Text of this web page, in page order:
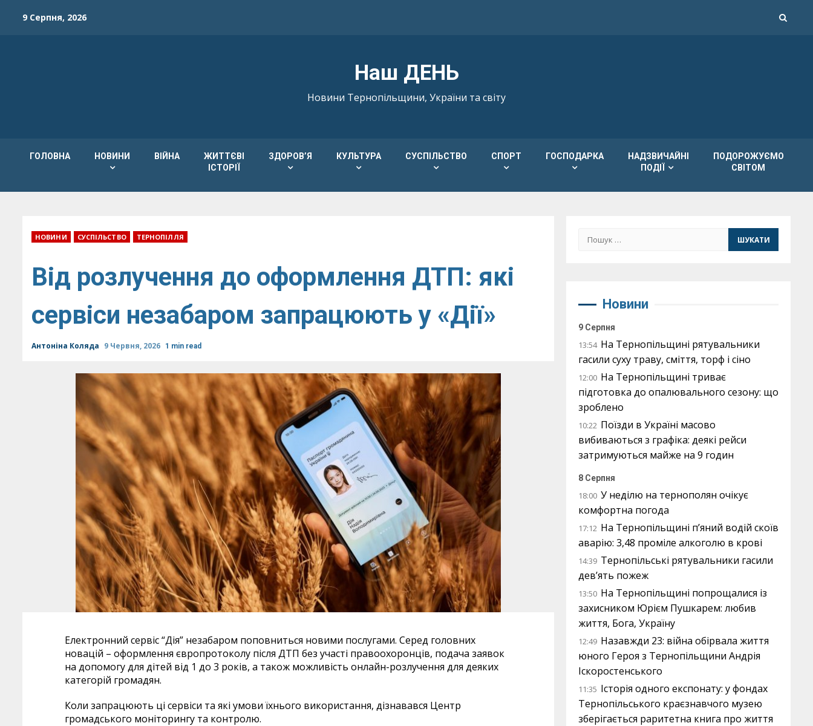
9 Серпня, 2026
Наш ДЕНЬ
Новини Тернопільщини, України та світу
ГОЛОВНА НОВИНИ ВІЙНА
ЖИТТЄВІ
ІСТОРІЇ
ЗДОРОВ’Я КУЛЬТУРА СУСПІЛЬСТВО СПОРТ ГОСПОДАРКА
НАДЗВИЧАЙНІ
ПОДІЇ
ПОДОРОЖУЄМО
СВІТОМ
НОВИНИ СУСПІЛЬСТВО ТЕРНОПІЛЛЯ
Від розлучення до оформлення ДТП: які
сервіси незабаром запрацюють у «Дії»
Антоніна Коляда 9 Червня, 2026 1 min read
Електронний сервіс “Дія” незабаром поповниться новими послугами. Серед головних
новацій – оформлення європротоколу після ДТП без участі правоохоронців, подача заявок
на допомогу для дітей від 1 до 3 років, а також можливість онлайн-розлучення для деяких
категорій громадян.
Коли запрацюють ці сервіси та які умови їхнього використання, дізнавався Центр
громадського моніторингу та контролю.
Пошук:
Новини
9 Серпня
13:54 На Тернопільщині рятувальники
гасили суху траву, сміття, торф і сіно
12:00 На Тернопільщині триває
підготовка до опалювального сезону: що
зроблено
10:22 Поїзди в Україні масово
вибиваються з графіка: деякі рейси
затримуються майже на 9 годин
8 Серпня
18:00 У неділю на тернополян очікує
комфортна погода
17:12 На Тернопільщині п’яний водій скоїв
аварію: 3,48 проміле алкоголю в крові
14:39 Тернопільські рятувальники гасили
дев’ять пожеж
13:50 На Тернопільщині попрощалися із
захисником Юрієм Пушкарем: любив
життя, Бога, Україну
12:49 Назавжди 23: війна обірвала життя
юного Героя з Тернопільщини Андрія
Іскоростенського
11:35 Історія одного експонату: у фондах
Тернопільського краєзнавчого музею
зберігається раритетна книга про життя